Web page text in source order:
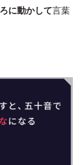
に動かして言葉